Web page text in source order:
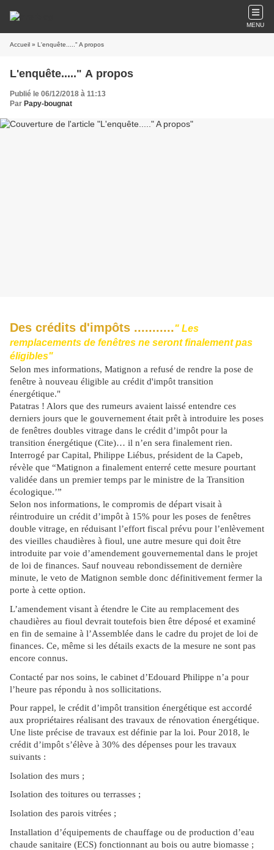
MENU
Accueil » L'enquête....." A propos
L'enquête....." A propos
Publié le 06/12/2018 à 11:13
Par Papy-bougnat
Des crédits d'impôts ..........." Les
remplacements de fenêtres ne seront finalement pas
éligibles"
Selon mes informations, Matignon a refusé de rendre la pose de
fenêtre à nouveau éligible au crédit d'impôt transition
énergétique."
Patatras ! Alors que des rumeurs avaient laissé entendre ces
derniers jours que le gouvernement était prêt à introduire les poses
de fenêtres doubles vitrage dans le crédit d’impôt pour la
transition énergétique (Cite)… il n’en sera finalement rien.
Interrogé par Capital, Philippe Liébus, président de la Capeb,
révèle que “Matignon a finalement enterré cette mesure pourtant
validée dans un premier temps par le ministre de la Transition
écologique.’”
Selon nos informations, le compromis de départ visait à
réintroduire un crédit d’impôt à 15% pour les poses de fenêtres
double vitrage, en réduisant l’effort fiscal prévu pour l’enlèvement
des vieilles chaudières à fioul, une autre mesure qui doit être
introduite par voie d’amendement gouvernemental dans le projet
de loi de finances. Sauf nouveau rebondissement de dernière
minute, le veto de Matignon semble donc définitivement fermer la
porte à cette option.
L’amendement visant à étendre le Cite au remplacement des
chaudières au fioul devrait toutefois bien être déposé et examiné
en fin de semaine à l’Assemblée dans le cadre du projet de loi de
finances. Ce, même si les détails exacts de la mesure ne sont pas
encore connus.
Contacté par nos soins, le cabinet d’Edouard Philippe n’a pour
l’heure pas répondu à nos sollicitations.
Pour rappel, le crédit d’impôt transition énergétique est accordé
aux propriétaires réalisant des travaux de rénovation énergétique.
Une liste précise de travaux est définie par la loi. Pour 2018, le
crédit d’impôt s’élève à 30% des dépenses pour les travaux
suivants :
Isolation des murs ;
Isolation des toitures ou terrasses ;
Isolation des parois vitrées ;
Installation d’équipements de chauffage ou de production d’eau
chaude sanitaire (ECS) fonctionnant au bois ou autre biomasse ;